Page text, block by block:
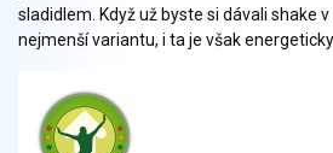
Proteinové výrobky, doplňky stravy
Nápoje nealkoholické
Restaurace, jídelny, hotová jídla
Fastfood
sladidlem. Když už byste si dávali shake v
nejmenší variantu, i ta je však